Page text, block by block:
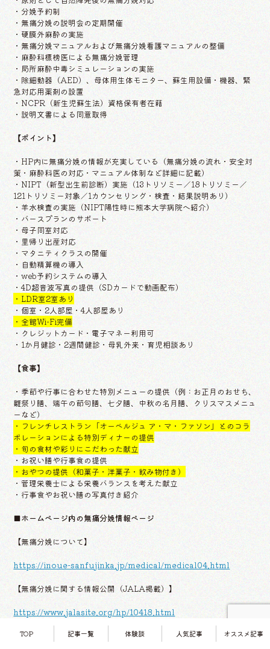
TOP 記事一覧 体験談 人気記事 オススメ記事
・分娩予約制
・無痛分娩の説明会の定期開催
・硬膜外麻酔の実施
・無痛分娩マニュアルおよび無痛分娩看護マニュアルの整備
・麻酔科標榜医による無痛分娩管理
・局所麻酔中毒シミュレーションの実施
・除細動器（AED）、母体用生体モニター、蘇生用設備・機器、緊
急対応用薬剤の設置
・NCPR（新生児蘇生法）資格保有者在籍
・説明文書による同意取得
【ポイント】
・HP内に無痛分娩の情報が充実している（無痛分娩の流れ・安全対
策・麻酔科医の対応・マニュアル体制など詳細に記載）
・NIPT（新型出生前診断）実施（13トリソミー／18トリソミー／
121トリソミー対象／1カウンセリング・検査・結果説明あり）
・羊水検査の実施（NIPT陽性時に熊本大学病院へ紹介）
・バースプランのサポート
・母子同室対応
・里帰り出産対応
・マタニティクラスの開催
・自動精算機の導入
・web予約システムの導入
・4D超音波写真の提供（SDカードで動画配布）
・LDR室2室あり
・個室・2人部屋・4人部屋あり
・全館Wi-Fi完備
・クレジットカード・電子マネー利用可
・1か月健診・2週間健診・母乳外来・育児相談あり
【食事】
・季節や行事に合わせた特別メニューの提供（例：お正月のおせち、
雛祭り膳、端午の節句膳、七夕膳、中秋の名月膳、クリスマスメニュ
ーなど）
・フレンチレストラン「オーベルジュ ア・マ・ファソン」とのコラ
ボレーションによる特別ディナーの提供
・旬の食材や彩りにこだわった献立
・お祝い膳や行事食の提供
・おやつの提供（和菓子・洋菓子・飲み物付き）
・管理栄養士による栄養バランスを考えた献立
・行事食やお祝い膳の写真付き紹介
■ホームページ内の無痛分娩情報ページ
【無痛分娩について】
https://inoue-sanfujinka.jp/medical/medical04.html
【無痛分娩に関する情報公開（JALA掲載）】
https://www.jalasite.org/hp/10418.html